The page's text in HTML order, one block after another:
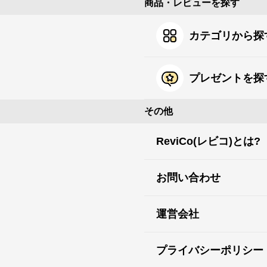
商品・レビューを探す
カテゴリから探
プレゼントを探
その他
ReviCo(レビコ)とは?
お問い合わせ
運営会社
プライバシーポリシー